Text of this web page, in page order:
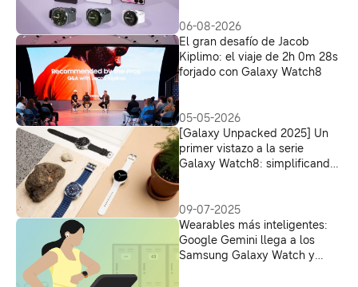
06-08-2026
El gran desafío de Jacob
Kiplimo: el viaje de 2h 0m 28s
forjado con Galaxy Watch8
05-05-2026
[Galaxy Unpacked 2025] Un
primer vistazo a la serie
Galaxy Watch8: simplificando
09-07-2025
Wearables más inteligentes:
Google Gemini llega a los
Samsung Galaxy Watch y